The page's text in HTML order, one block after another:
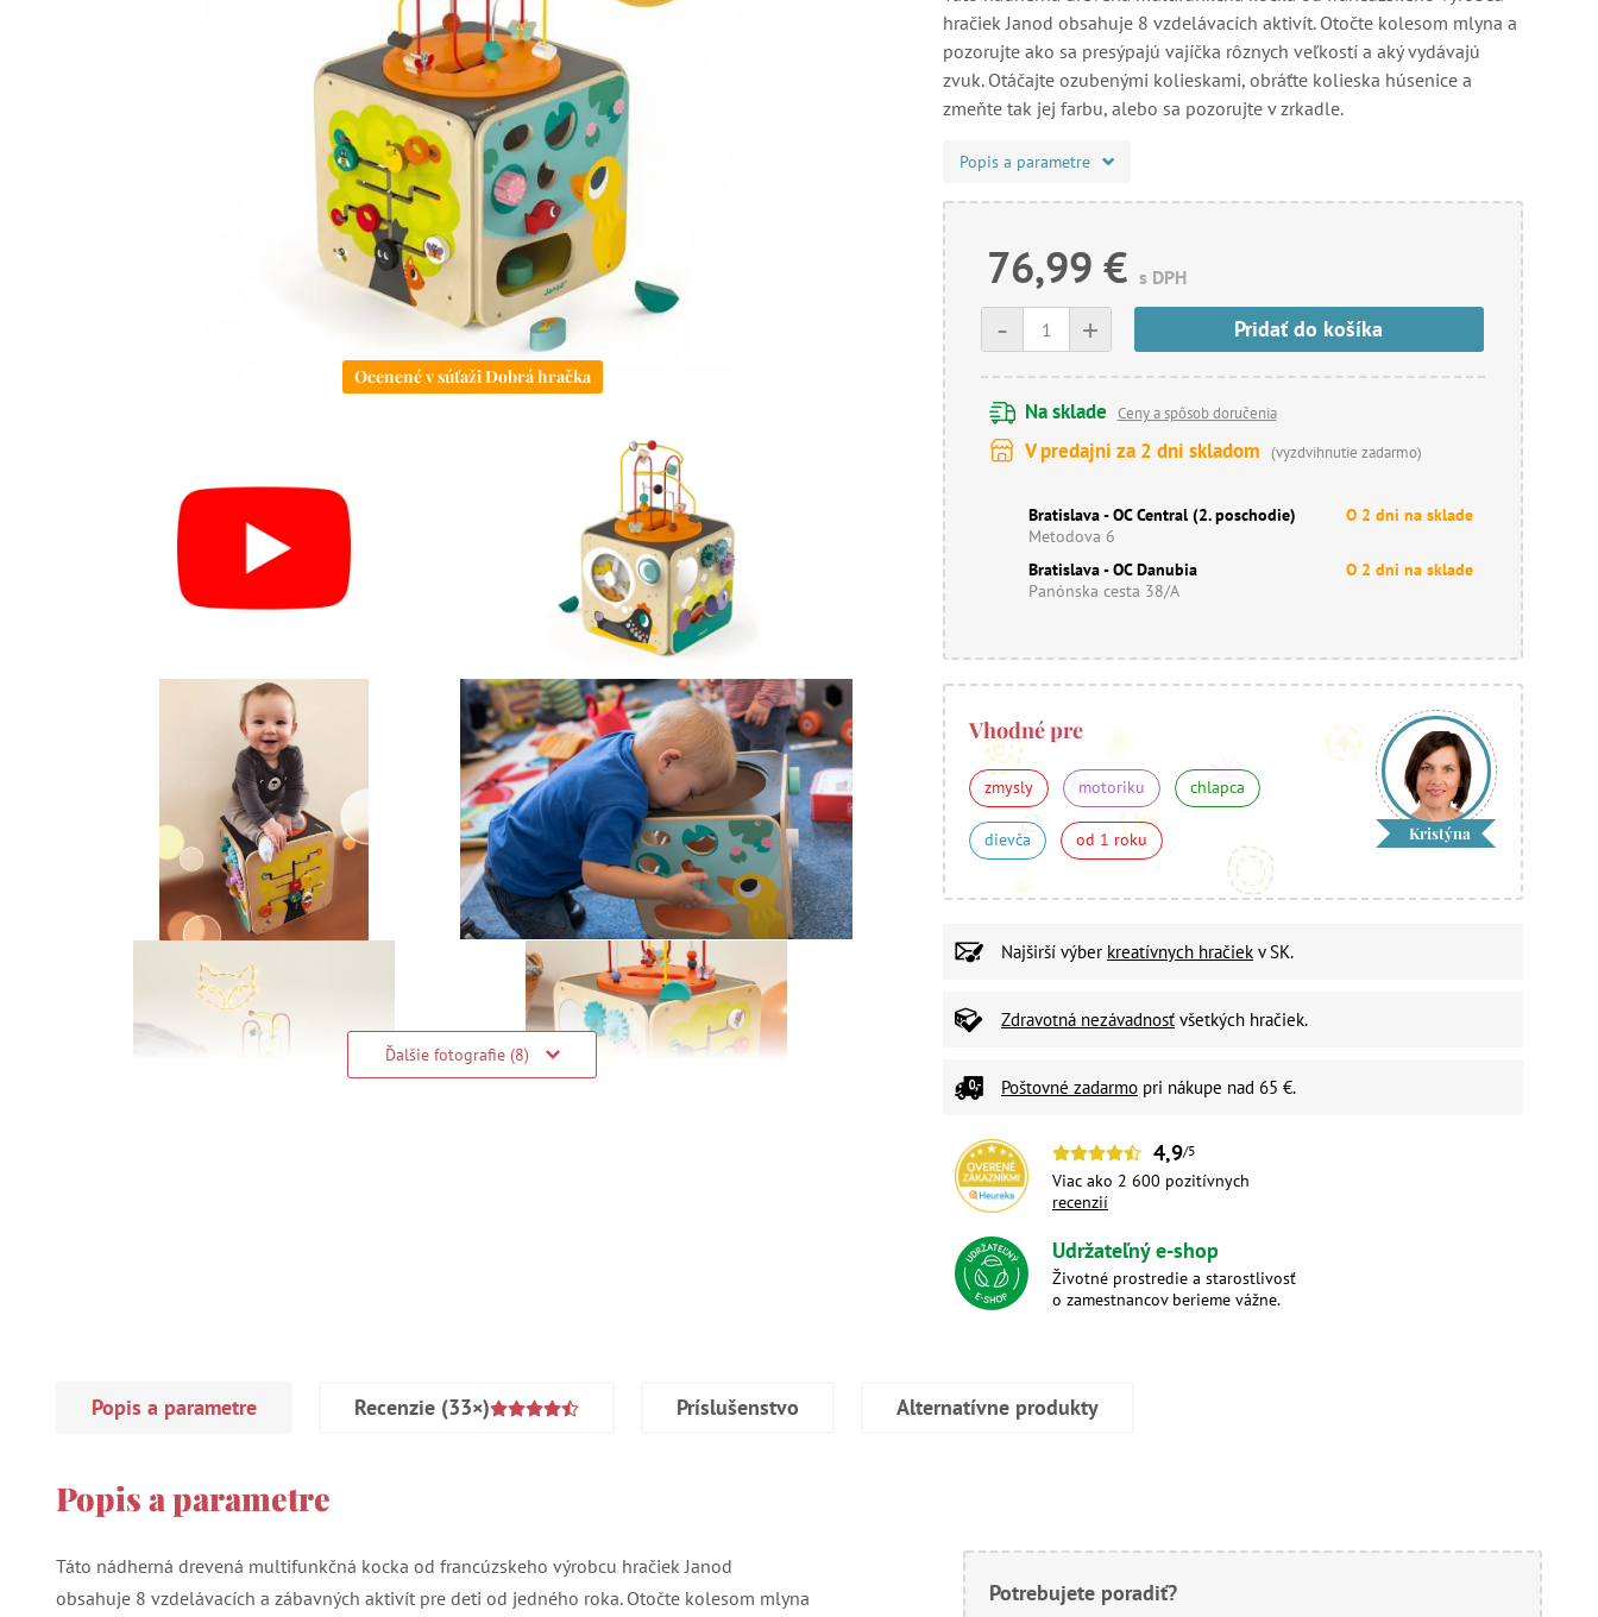
Ocenené v súťaži Dobrá hračka
Ďalšie fotografie (8)
hračiek Janod obsahuje 8 vzdelávacích aktivít. Otočte kolesom mlyna a
pozorujte ako sa presýpajú vajíčka rôznych veľkostí a aký vydávajú
zvuk. Otáčajte ozubenými kolieskami, obráťte kolieska húsenice a
zmeňte tak jej farbu, alebo sa pozorujte v zrkadle.
Popis a parametre
76,99 € s DPH
+
- Pridať do košíka
Na sklade Ceny a spôsob doručenia
V predajni za 2 dni skladom (vyzdvihnutie zadarmo)
Bratislava - OC Central (2. poschodie)
Metodova 6
O 2 dni na sklade
Bratislava - OC Danubia
Panónska cesta 38/A
O 2 dni na sklade
Vhodné pre
zmysly motoriku chlapca
dievča od 1 roku Kristýna
Najširší výber kreatívnych hračiek v SK.
Zdravotná nezávadnosť všetkých hračiek.
Poštovné zadarmo pri nákupe nad 65 €.
4,9/5
Viac ako 2 600 pozitívnych
recenzií
Udržateľný e-shop
Životné prostredie a starostlivosť
o zamestnancov berieme vážne.
Popis a parametre Recenzie (33×) Príslušenstvo Alternatívne produkty
Popis a parametre
Táto nádherná drevená multifunkčná kocka od francúzskeho výrobcu hračiek Janod
obsahuje 8 vzdelávacích a zábavných aktivít pre deti od jedného roka. Otočte kolesom mlyna
Potrebujete poradiť?